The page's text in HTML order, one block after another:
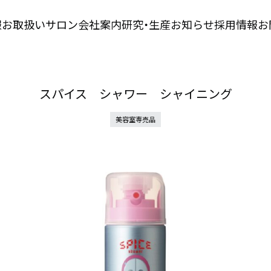
お取扱いサロン会社案内研究・生産お知らせ採用情報
スパイス シャワー シャイニング
美容室専売品